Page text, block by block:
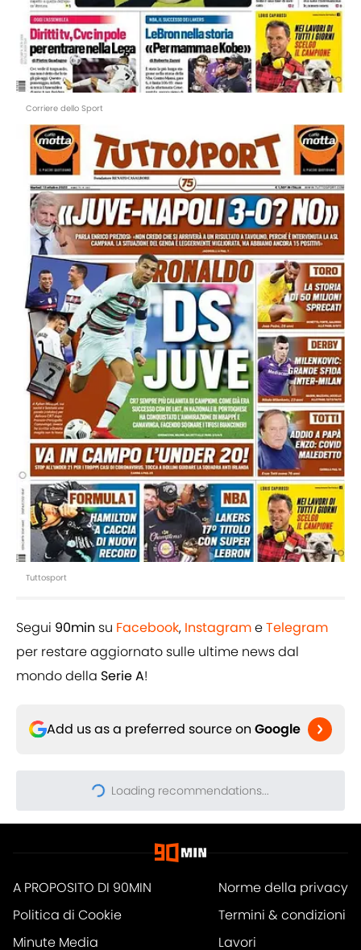
Corriere dello Sport
Tuttosport
Segui 90min su Facebook, InstagrameTelegram
per restare aggiornato sulle ultime news dal
mondo della Serie A!
Add us as a preferred source on Google
Loading recommendations...
Please wait while we load
A PROPOSITO DI 90MIN
Norme della privacy
Politica di Cookie
Termini & condizioni
Minute Media
Lavori